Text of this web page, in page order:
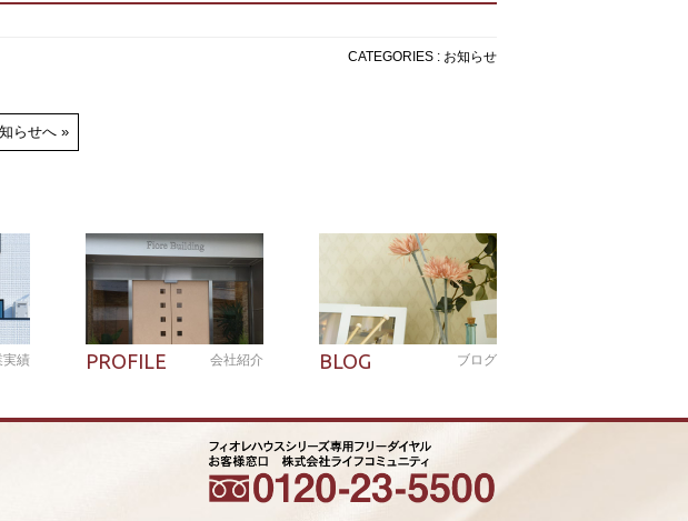
CATEGORIES : お知らせ
らせへ
実績 PROFILE 会社紹介 BLOG ブログ